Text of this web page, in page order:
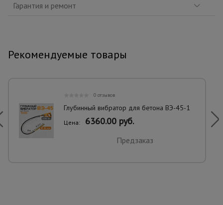
Гарантия и ремонт
Рекомендуемые товары
0 отзывов
Глубинный вибратор для бетона ВЭ-45-1
Цена: 6360.00 руб.
Предзаказ